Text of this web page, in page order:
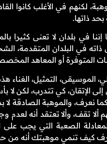
لكنهم في الأغلب كانوا
ذاتها.
إننا في بلدان لا تعنى كثيرا
ذاته في البلدان
المتوفرة أو المعاهد
الموسيقى، التمثيل،
الإتقان، كي تتدرب، لكن لا
كما نعرف، والموهبة الصادقة
ألا تقف، وألا تعتقد أنه
الصعبة التي يجب على
كيف تنمي موهبتك أنه من